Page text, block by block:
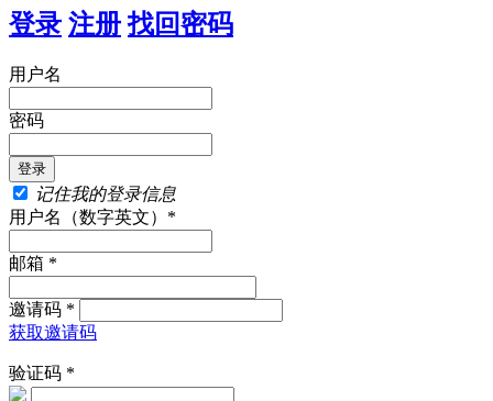
登录 注册 找回密码
用户名
密码
记住我的登录信息
用户名（数字英文）*
邮箱 *
邀请码 *
获取邀请码
验证码 *